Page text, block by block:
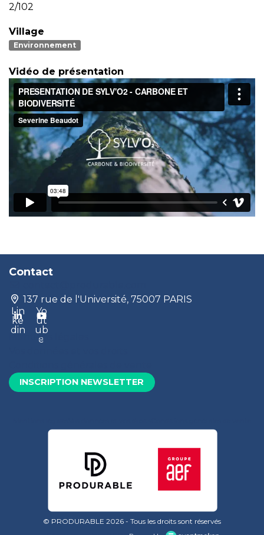
2/102
Village
Environnement
Vidéo de présentation
Contact
137 rue de l'Université, 75007 PARIS
Lin
ke
din
Yo
ut
ub
e
Mentions légales
INSCRIPTION NEWSLETTER
© PRODURABLE 2026 - Tous les droits sont réservés